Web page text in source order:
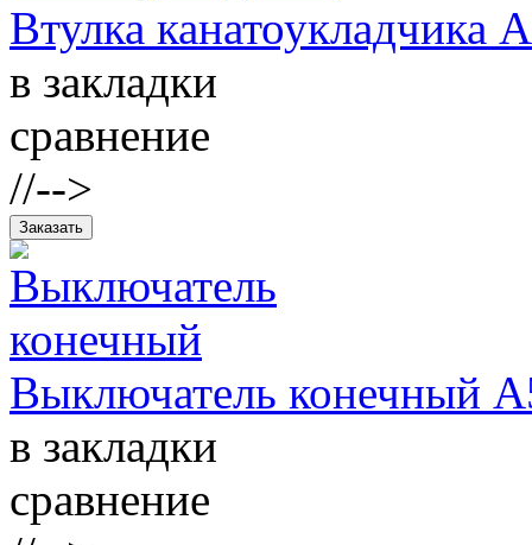
Втулка
в закладки
сравнение
//-->
Выключатель конечный
в закладки
сравнение